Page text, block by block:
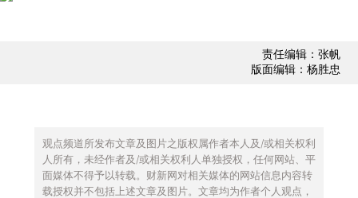
责任编辑：张帆
版面编辑：杨胜忠
观点频道所发布文章及图片之版权属作者本人及/或相关权利
人所有，未经作者及/或相关权利人单独授权，任何网站、平
面媒体不得予以转载。财新网对相关媒体的网站信息内容转
载授权并不包括上述文章及图片。文章均为作者个人观点，